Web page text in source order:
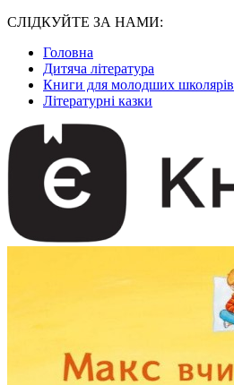
СЛІДКУЙТЕ ЗА НАМИ:
Головна
Дитяча література
Книги для молодших школярів
Літературні казки